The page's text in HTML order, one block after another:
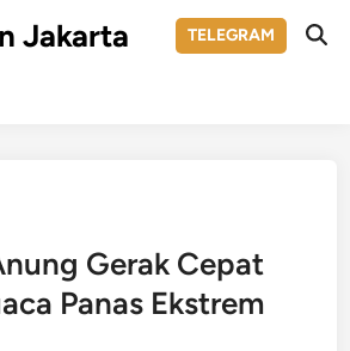
Jakarta TELEGRAM
Gerak Cepat
Panas Ekstrem